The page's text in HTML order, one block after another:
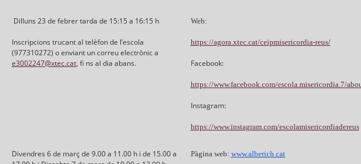
Dilluns 23 de febrer tarda de 15:15 a 16:15 h
Inscripcions trucant al telèfon de l’escola
(977310272) o enviant un correu electrònic a
e3002247@xtec.cat, fi ns al dia abans.
Web:
https://agora.xtec.cat/ceipmisericordia-reus/
Facebook:
https://www.facebook.com/escola.misericordia.7/
Instagram:
https://www.instagram.com/escolamisericordiadereus
Divendres 6 de març de 9.00 a 11.00 h i de 15.00 a
Pàgina web: www.alberich.cat